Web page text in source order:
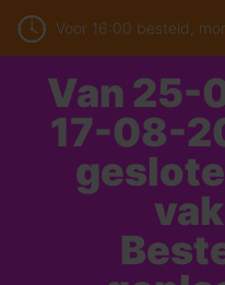
Voor 16:00 besteld,
Van 25-
17-08-